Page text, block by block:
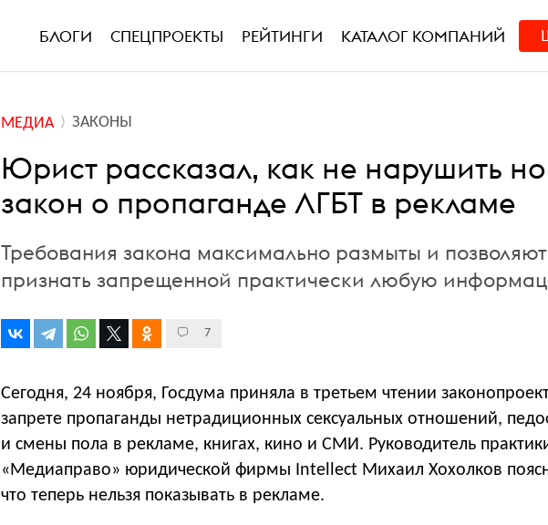
БЛОГИ СПЕЦПРОЕКТЫ РЕЙТИНГИ КАТАЛОГ КОМПАНИЙ
МЕДИА ЗАКОНЫ
Юрист рассказал, как не нарушить
закон о пропаганде ЛГБТ в рекламе
Требования закона максимально размыты и позволяют
признать запрещенной практически любую
7
Сегодня, 24 ноября, Госдума приняла в третьем чтении
запрете пропаганды нетрадиционных сексуальных отношений,
и смены пола в рекламе, книгах, кино и СМИ. Руководитель
«Медиаправо» юридической фирмы Intellect Михаил Хохолков
что теперь нельзя показывать в рекламе.